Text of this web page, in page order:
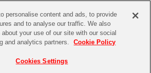
STORE EVENT
personalise content and ads, to provide
and to analyse our traffic. We also
your use of our site with our social
and analytics partners.
Cookie Policy
Cookies Settings